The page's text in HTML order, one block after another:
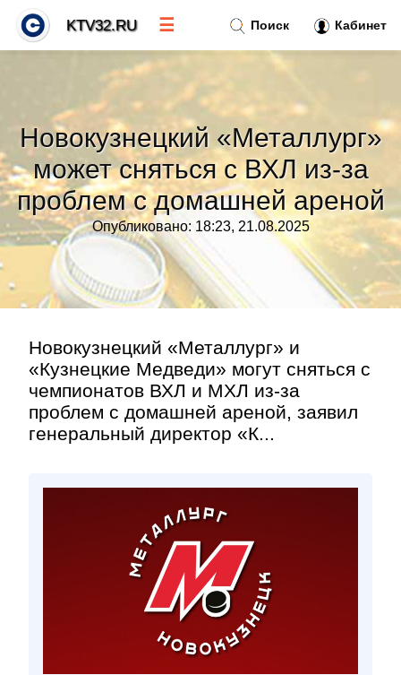
Новокузнецкий «Металлург»
может сняться с ВХЛ из‑за
проблем с домашней ареной
Опубликовано: 18:23, 21.08.2025
Новокузнецкий «Металлург» и
«Кузнецкие Медведи» могут сняться с
чемпионатов ВХЛ и МХЛ из‑за
проблем с домашней ареной, заявил
генеральный директор «К...
Поиск Кабинет
KTV32.RU ☰
Тренды новостей»
Рубрики»
Правила
Контакт»